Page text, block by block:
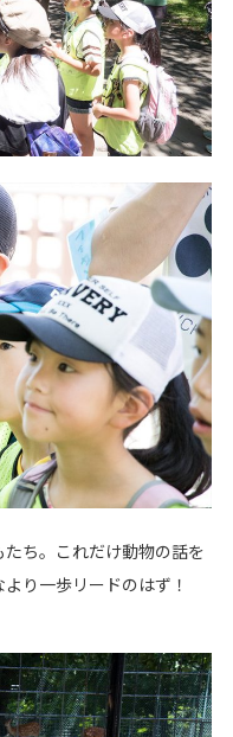
ち。これだけ動物の話を
り一歩リードのはず！